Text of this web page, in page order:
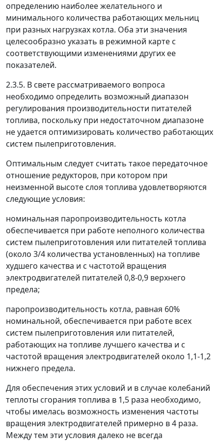
определению наиболее желательного и
минимального количества работающих мельниц
при разных нагрузках котла. Оба эти значения
целесообразно указать в режимной карте с
соответствующими изменениями других ее
показателей.
2.3.5. В свете рассматриваемого вопроса
необходимо определить возможный диапазон
регулирования производительности питателей
топлива, поскольку при недостаточном диапазоне
не удается оптимизировать количество работающих
систем пылеприготовления.
Оптимальным следует считать такое передаточное
отношение редукторов, при котором при
неизменной высоте слоя топлива удовлетворяются
следующие условия:
номинальная паропроизводительность котла
обеспечивается при работе неполного количества
систем пылеприготовления или питателей топлива
(около 3/4 количества установленных) на топливе
худшего качества и с частотой вращения
электродвигателей питателей 0,8-0,9 верхнего
предела;
паропроизводительность котла, равная 60%
номинальной, обеспечивается при работе всех
систем пылеприготовления или питателей,
работающих на топливе лучшего качества и с
частотой вращения электродвигателей около 1,1-1,2
нижнего предела.
Для обеспечения этих условий и в случае колебаний
теплоты сгорания топлива в 1,5 раза необходимо,
чтобы имелась возможность изменения частоты
вращения электродвигателей примерно в 4 раза.
Между тем эти условия далеко не всегда